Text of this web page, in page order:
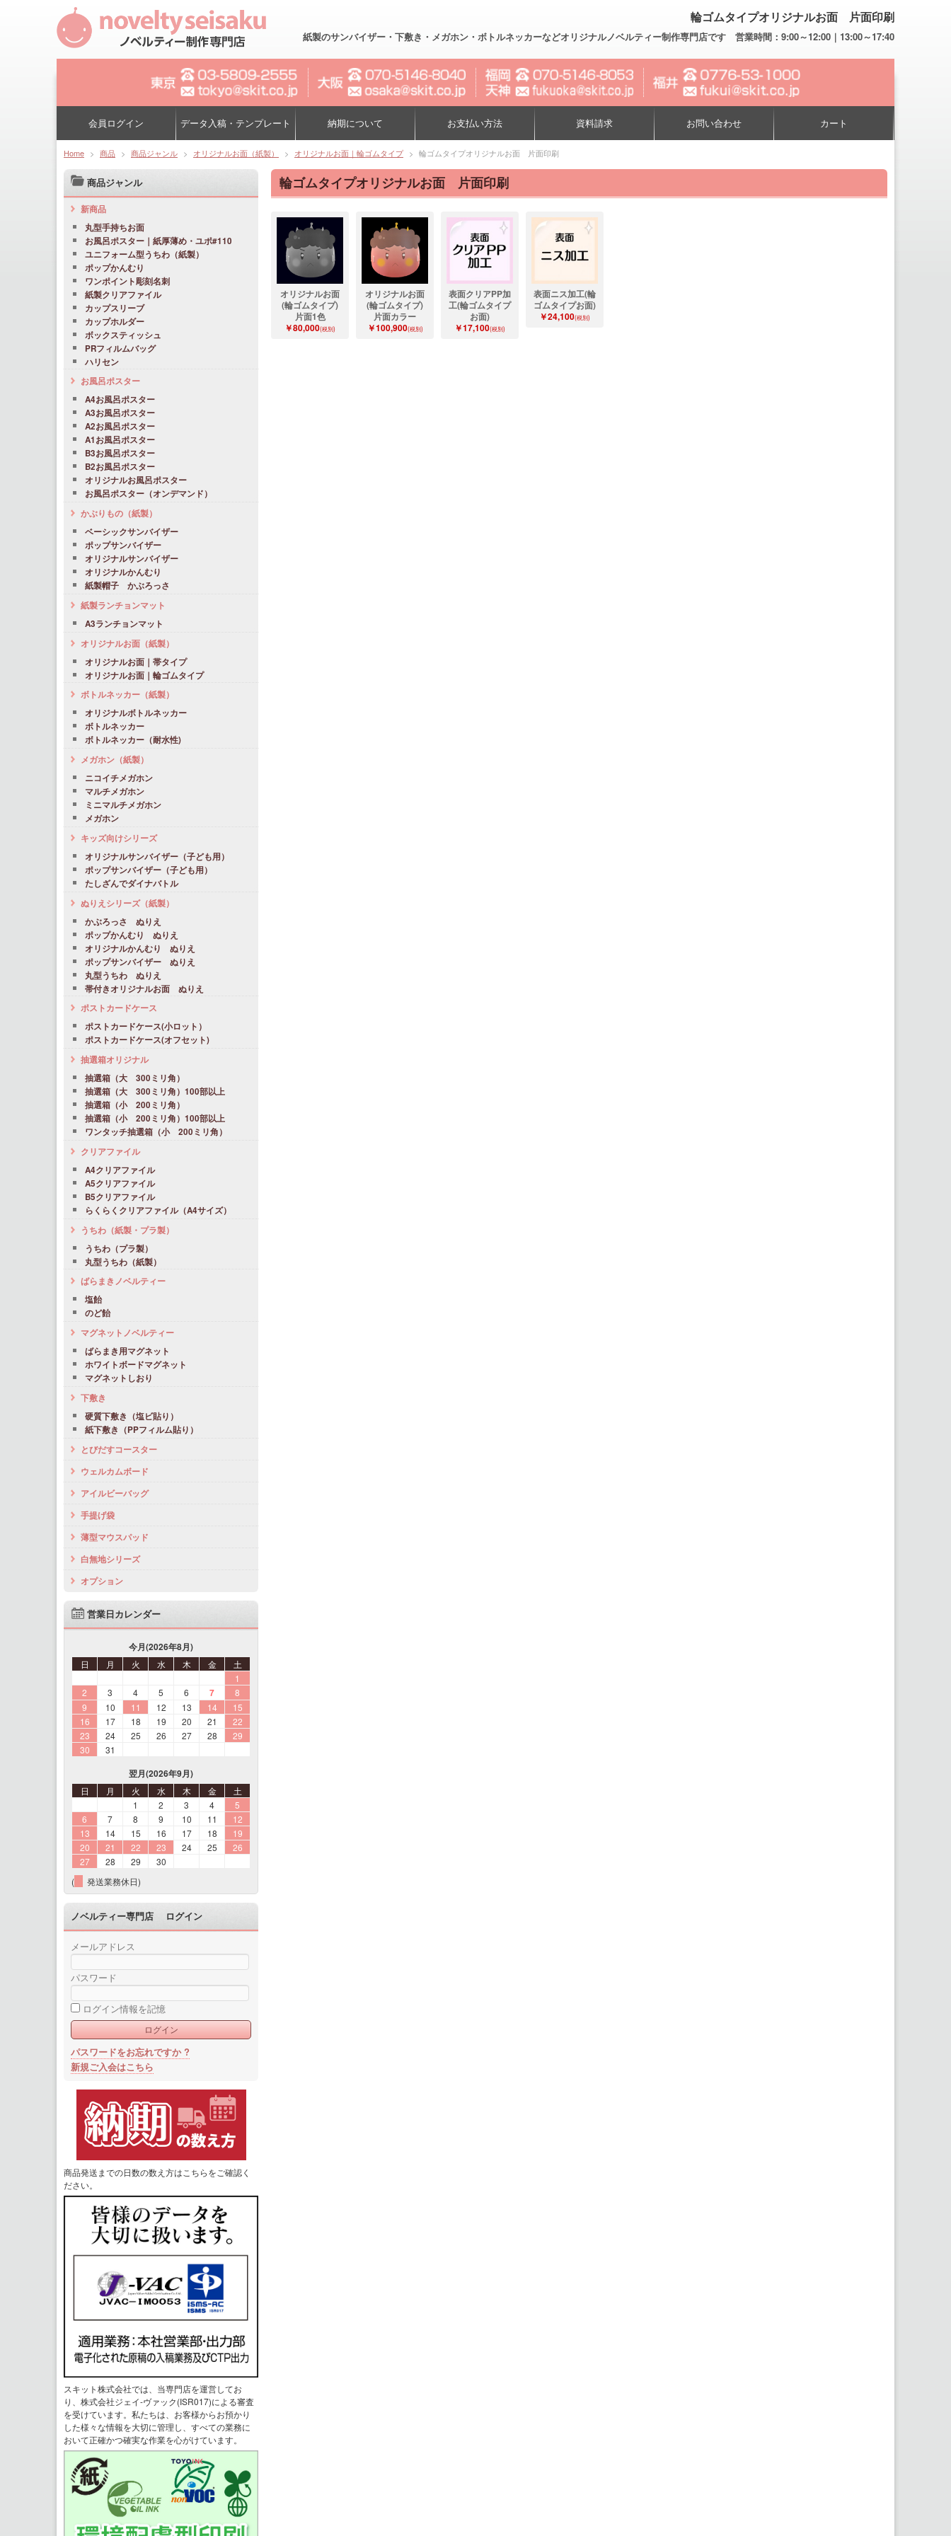
輪ゴムタイプオリジナルお面 片面印刷
紙製のサンバイザー・下敷き・メガホン・ボトルネッカーなどオリジナルノベルティー制作専門店です 営業時間：9:00～12:00｜13:00～17:40
会員ログイン データ入稿・テンプレート 納期について お支払い方法 資料請求 お問い合わせ カート
Home > 商品 > 商品ジャンル > オリジナルお面（紙製） > オリジナルお面｜輪ゴムタイプ > 輪ゴムタイプオリジナルお面 片面印刷
輪ゴムタイプオリジナルお面 片面印刷
オリジナルお面
(輪ゴムタイプ)
片面1色
￥80,000(税別)
オリジナルお面
(輪ゴムタイプ)
片面カラー
￥100,900(税別)
表面クリアPP加
工(輪ゴムタイプ
お面)
￥17,100(税別)
表面ニス加工(輪
ゴムタイプお面)
￥24,100(税別)
商品ジャンル
新商品
丸型手持ちお面
お風呂ポスター｜紙厚薄め・ユポ#110
ユニフォーム型うちわ（紙製）
ポップかんむり
ワンポイント彫刻名刺
紙製クリアファイル
カップスリーブ
カップホルダー
ボックスティッシュ
PRフィルムバッグ
ハリセン
お風呂ポスター
A4お風呂ポスター
A3お風呂ポスター
A2お風呂ポスター
A1お風呂ポスター
B3お風呂ポスター
B2お風呂ポスター
オリジナルお風呂ポスター
お風呂ポスター（オンデマンド）
かぶりもの（紙製）
ベーシックサンバイザー
ポップサンバイザー
オリジナルサンバイザー
オリジナルかんむり
紙製帽子 かぶろっさ
紙製ランチョンマット
A3ランチョンマット
オリジナルお面（紙製）
オリジナルお面｜帯タイプ
オリジナルお面｜輪ゴムタイプ
ボトルネッカー（紙製）
オリジナルボトルネッカー
ボトルネッカー
ボトルネッカー（耐水性)
メガホン（紙製）
ニコイチメガホン
マルチメガホン
ミニマルチメガホン
メガホン
キッズ向けシリーズ
オリジナルサンバイザー（子ども用）
ポップサンバイザー（子ども用）
たしざんでダイナバトル
ぬりえシリーズ（紙製）
かぶろっさ ぬりえ
ポップかんむり ぬりえ
オリジナルかんむり ぬりえ
ポップサンバイザー ぬりえ
丸型うちわ ぬりえ
帯付きオリジナルお面 ぬりえ
ポストカードケース
ポストカードケース(小ロット）
ポストカードケース(オフセット)
抽選箱オリジナル
抽選箱（大 300ミリ角）
抽選箱（大 300ミリ角）100部以上
抽選箱（小 200ミリ角）
抽選箱（小 200ミリ角）100部以上
ワンタッチ抽選箱（小 200ミリ角）
クリアファイル
A4クリアファイル
A5クリアファイル
B5クリアファイル
らくらくクリアファイル（A4サイズ）
うちわ（紙製・プラ製）
うちわ（プラ製）
丸型うちわ（紙製）
ばらまきノベルティー
塩飴
のど飴
マグネットノベルティー
ばらまき用マグネット
ホワイトボードマグネット
マグネットしおり
下敷き
硬質下敷き（塩ビ貼り）
紙下敷き（PPフィルム貼り）
とびだすコースター
ウェルカムボード
アイルビーバッグ
手提げ袋
薄型マウスパッド
白無地シリーズ
オプション
営業日カレンダー
今月(2026年8月)
日 月 火 水 木 金
土
1
2
3 4 5 6 7
8
9
10 11 12 13 14
15
16
17 18 19 20 21
22
23
24 25 26 27 28
29
30
31
翌月(2026年9月)
日 月 火 水 木 金
土
1
2 3 4
5
6
7 8 9 10 11
12
13
14 15 16 17 18
19
20
21 22 23 24 25
26
27
28 29
30
(
発送業務休日)
ノベルティー専門店 ログイン
メールアドレス
パスワード
ログイン情報を記憶
パスワードをお忘れですか ?
新規ご入会はこちら
商品発送までの日数の数え方はこちらをご確認く
ださい。
スキット株式会社では、当専門店を運営してお
り、株式会社ジェイ-ヴァック(ISR017)による審査
を受けています。私たちは、お客様からお預かり
した様々な情報を大切に管理し、すべての業務に
おいて正確かつ確実な作業を心がけています。